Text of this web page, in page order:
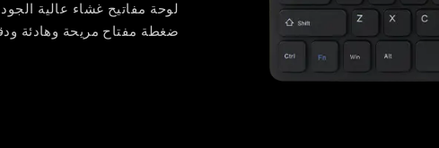
لوحة مفاتيح غشاء عالية
ضغطة مفتاح مريحة وهادئة